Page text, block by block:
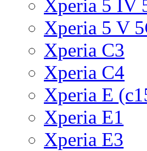
Xperia 5 IV
Xperia 5 V
Xperia C3
Xperia C4
Xperia E
Xperia E1
Xperia E3